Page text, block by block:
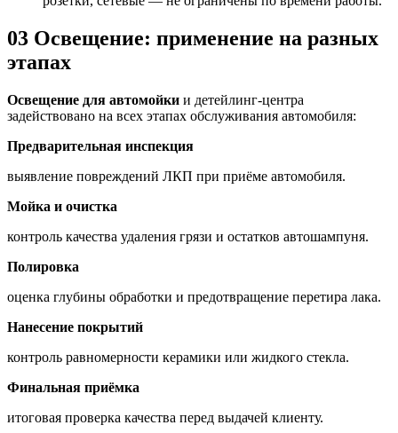
03 Освещение: применение на разных
этапах
Освещение для автомойки и детейлинг-центра
задействовано на всех этапах обслуживания автомобиля:
Предварительная инспекция
выявление повреждений ЛКП при приёме автомобиля.
Мойка и очистка
контроль качества удаления грязи и остатков автошампуня.
Полировка
оценка глубины обработки и предотвращение перетира лака.
Нанесение покрытий
контроль равномерности керамики или жидкого стекла.
Финальная приёмка
итоговая проверка качества перед выдачей клиенту.